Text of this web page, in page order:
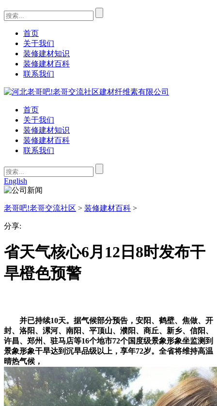
首页
关于我们
装修建材知识
装修建材百科
联系我们
首页
关于我们
装修建材知识
装修建材百科
联系我们
English
老哥吧!老哥交流社区 > 装修建材百科 >
分享:
省天气核心6月12日8时发布干
旱橙色预警
并已持续10天。据气候部分预告，安阳、鹤壁、焦做、开
封、洛阳、漯河、南阳、平顶山、濮阳、商丘、新乡、信阳、
许昌、郑州、驻马店等16个地市72个国度级景象形象坐监测到
景象形象干旱达到沉旱品级以上，享年72岁。全省将维持高温
晴热气候，